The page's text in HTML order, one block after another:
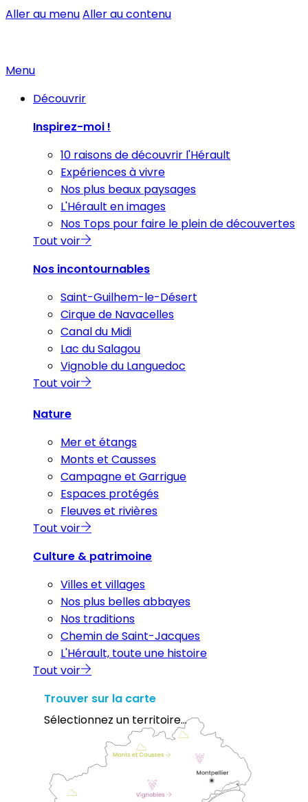
Aller au menuAller au contenu
Menu
Découvrir
Inspirez-moi !
10 raisons de découvrir l'Hérault
Expériences à vivre
Nos plus beaux paysages
L'Hérault en images
Nos Tops pour faire le plein de découvertes
Tout voir
Nos incontournables
Saint-Guilhem-le-Désert
Cirque de Navacelles
Canal du Midi
Lac du Salagou
Vignoble du Languedoc
Tout voir
Nature
Mer et étangs
Monts et Causses
Campagne et Garrigue
Espaces protégés
Fleuves et rivières
Tout voir
Culture & patrimoine
Villes et villages
Nos plus belles abbayes
Nos traditions
Chemin de Saint-Jacques
L'Hérault, toute une histoire
Tout voir
Trouver sur la carte
Sélectionnez un territoire...